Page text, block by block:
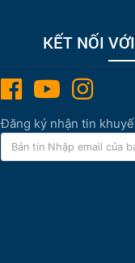
KẾT NỐI
Đăng ký nhận tin